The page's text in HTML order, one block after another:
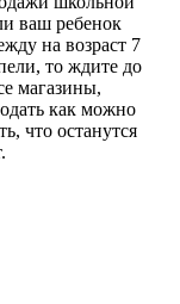
ваш ребенок
на возраст 7
то ждите до
магазины,
как можно
что останутся